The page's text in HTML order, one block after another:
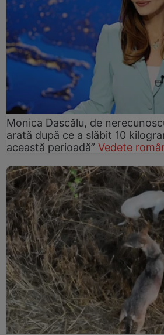
Monica Dascălu, de
arată după ce a slăbit 10
această perioadă” Vedete